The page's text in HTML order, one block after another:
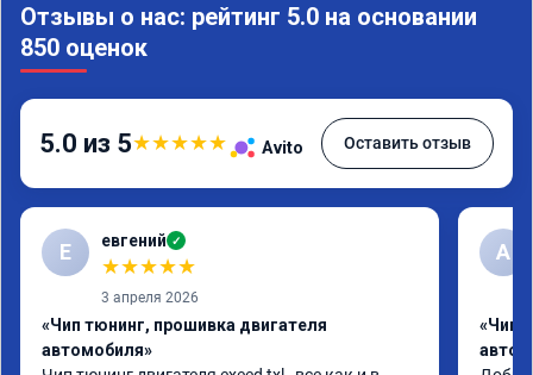
Отзывы о нас: рейтинг 5.0 на основании
850 оценок
5.0 из 5★★★★★ Avito Оставить отзыв
Е евгений ✓
★★★★★
3 апреля 2026
«Чип тюнинг, прошивка двигателя
автомобиля»
А
«Чип